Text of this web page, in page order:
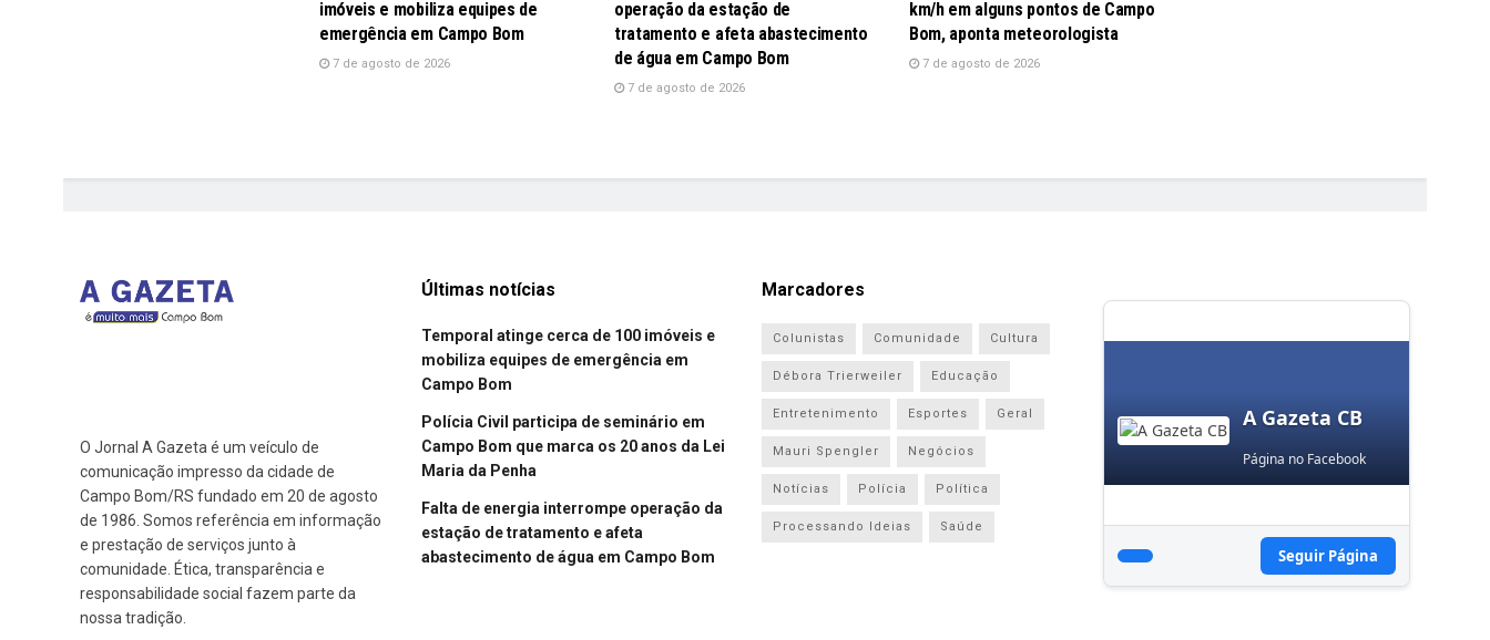
imóveis e mobiliza equipes de
emergência em Campo Bom
7 de agosto de 2026
operação da estação de
tratamento e afeta abastecimento
de água em Campo Bom
7 de agosto de 2026
km/h em alguns pontos de Campo
Bom, aponta meteorologista
7 de agosto de 2026
O Jornal A Gazeta é um veículo de
comunicação impresso da cidade de
Campo Bom/RS fundado em 20 de agosto
de 1986. Somos referência em informação
e prestação de serviços junto à
comunidade. Ética, transparência e
responsabilidade social fazem parte da
nossa tradição.
Últimas notícias
Temporal atinge cerca de 100 imóveis e
mobiliza equipes de emergência em
Campo Bom
Polícia Civil participa de seminário em
Campo Bom que marca os 20 anos da Lei
Maria da Penha
Falta de energia interrompe operação da
estação de tratamento e afeta
abastecimento de água em Campo Bom
Marcadores
Colunistas Comunidade Cultura
Débora Trierweiler Educação
Entretenimento Esportes Geral
Mauri Spengler Negócios
Notícias Polícia Política
Processando Ideias Saúde
A Gazeta CB
Página no Facebook
Seguir Página